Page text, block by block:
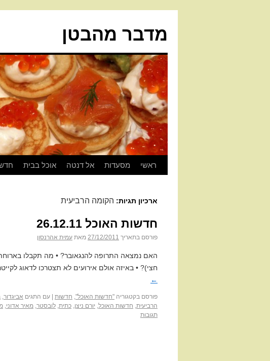
מדבר מהבטן
ראשי מסעדות אל דנטה אוכל בבית
ארכיון תגיות: הקומה הרביעית
חדשות האוכל 26.12.11
פורסם בתאריך 27/12/2011 מאת עמית אהרנסון
האם נמצאה התרופה להנגאובר? • מה תקבלו
חצי)? • באיזה אולם אירועים לא תצטרכו לדאוג
←
פורסם בקטגוריה "חדשות האוכל", חדשות עם התגים אביגדור,
הרביעית, חדשות האוכל, יורם ניצן, כתית, לובסטר, מאיר אדוני,
תגובות